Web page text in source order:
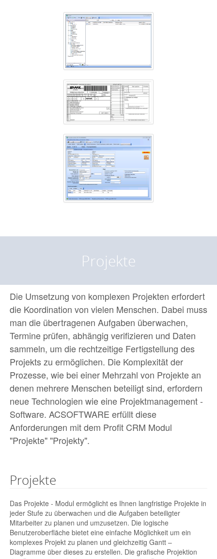
Projekte
Die Umsetzung von komplexen Projekten erfordert
die Koordination von vielen Menschen. Dabei muss
man die übertragenen Aufgaben überwachen,
Termine prüfen, abhängig verifizieren und Daten
sammeln, um die rechtzeitige Fertigstellung des
Projekts zu ermöglichen. Die Komplexität der
Prozesse, wie bei einer Mehrzahl von Projekte an
denen mehrere Menschen beteiligt sind, erfordern
neue Technologien wie eine Projektmanagement -
Software. ACSOFTWARE erfüllt diese
Anforderungen mit dem Profit CRM Modul
"Projekte" "Projekty".
Projekte
Das Projekte - Modul ermöglicht es Ihnen langfristige Projekte in
jeder Stufe zu überwachen und die Aufgaben beteiligter
Mitarbeiter zu planen und umzusetzen. Die logische
Benutzeroberfläche bietet eine einfache Möglichkeit um ein
komplexes Projekt zu planen und gleichzeitig Gantt –
Diagramme über dieses zu erstellen. Die grafische Projektion